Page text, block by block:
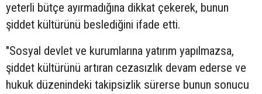
yeterli bütçe ayırmadığına dikkat çekerek, bunun
şiddet kültürünü beslediğini ifade etti.
"Sosyal devlet ve kurumlarına yatırım yapılmazsa,
şiddet kültürünü artıran cezasızlık devam ederse ve
hukuk düzenindeki takipsizlik sürerse bunun sonucu